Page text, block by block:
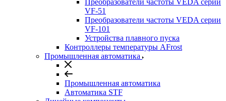
Преобразователи частоты VEDA серии
VF-51
Преобразователи частоты VEDA серии
VF-101
Устройства плавного пуска
Контроллеры температуры AFrost
Промышленная автоматика
Промышленная автоматика
Автоматика STF